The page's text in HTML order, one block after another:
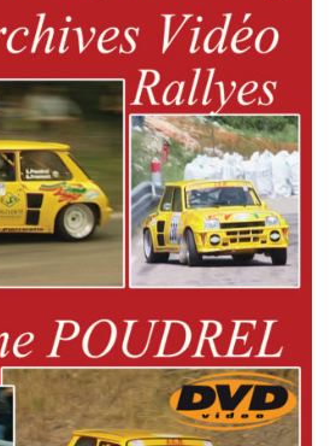
CAMÉRAS EMBARQUÉE
CRASHS
EN RÉGION ETRANGER
EMBARQUÉES